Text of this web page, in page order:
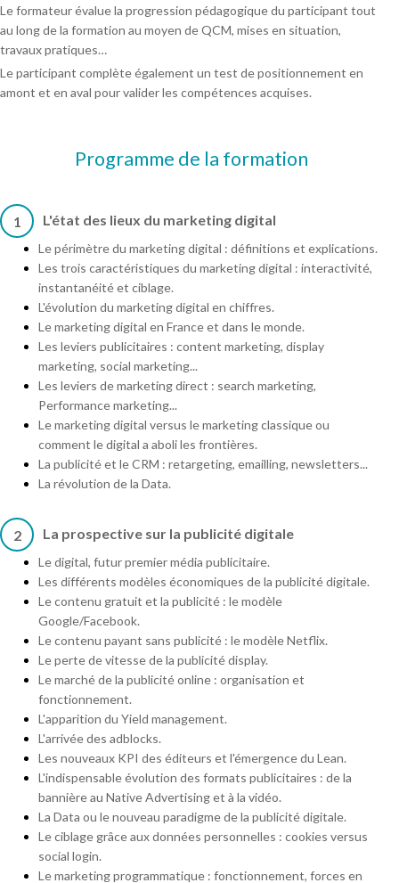
Le formateur évalue la progression pédagogique du participant tout
au long de la formation au moyen de QCM, mises en situation,
travaux pratiques…
Le participant complète également un test de positionnement en
amont et en aval pour valider les compétences acquises.
Programme de la formation
1 L'état des lieux du marketing digital
Le périmètre du marketing digital : définitions et explications.
Les trois caractéristiques du marketing digital : interactivité,
instantanéité et ciblage.
L'évolution du marketing digital en chiffres.
Le marketing digital en France et dans le monde.
Les leviers publicitaires : content marketing, display
marketing, social marketing...
Les leviers de marketing direct : search marketing,
Performance marketing...
Le marketing digital versus le marketing classique ou
comment le digital a aboli les frontières.
La publicité et le CRM : retargeting, emailling, newsletters...
La révolution de la Data.
2 La prospective sur la publicité digitale
Le digital, futur premier média publicitaire.
Les différents modèles économiques de la publicité digitale.
Le contenu gratuit et la publicité : le modèle
Google/Facebook.
Le contenu payant sans publicité : le modèle Netflix.
Le perte de vitesse de la publicité display.
Le marché de la publicité online : organisation et
fonctionnement.
L'apparition du Yield management.
L'arrivée des adblocks.
Les nouveaux KPI des éditeurs et l'émergence du Lean.
L'indispensable évolution des formats publicitaires : de la
bannière au Native Advertising et à la vidéo.
La Data ou le nouveau paradigme de la publicité digitale.
Le ciblage grâce aux données personnelles : cookies versus
social login.
Le marketing programmatique : fonctionnement, forces en